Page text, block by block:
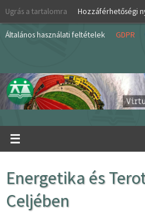
Skip
content
Ugrás a tartalomra Hozzáférhetőségi
Általános használati feltételek GDPR
Energetika és
Celjében